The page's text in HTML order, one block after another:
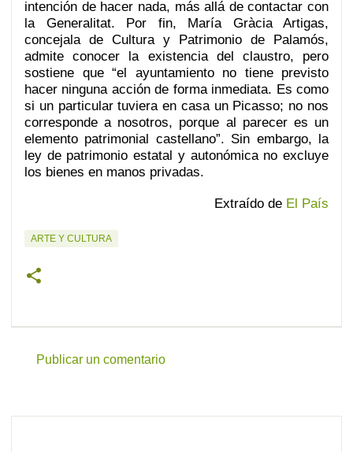
intención de hacer nada, más allá de contactar con
la Generalitat. Por fin, María Gràcia Artigas,
concejala de Cultura y Patrimonio de Palamós,
admite conocer la existencia del claustro, pero
sostiene que “el ayuntamiento no tiene previsto
hacer ninguna acción de forma inmediata. Es como
si un particular tuviera en casa un Picasso; no nos
corresponde a nosotros, porque al parecer es un
elemento patrimonial castellano”. Sin embargo, la
ley de patrimonio estatal y autonómica no excluye
los bienes en manos privadas.
Extraído de El País
ARTE Y CULTURA
Publicar un comentario